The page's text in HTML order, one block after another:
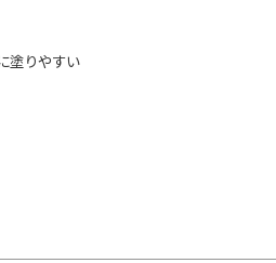
塗りやすい